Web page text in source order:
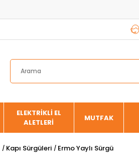
ELEKTRİKLİ EL
ALETLERİ
MUTFAK
Kapı Sürgüleri Ermo Yaylı Sürgü